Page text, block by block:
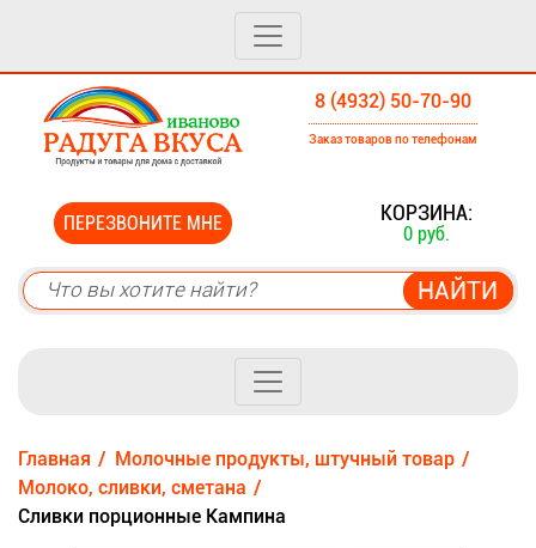
8 (4932) 50-70-90
Заказ товаров по телефонам
ПЕРЕЗВОНИТЕ МНЕ КОРЗИНА:
0 руб.
Главная
Молочные продукты, штучный товар
Молоко, сливки, сметана
Сливки порционные Кампина